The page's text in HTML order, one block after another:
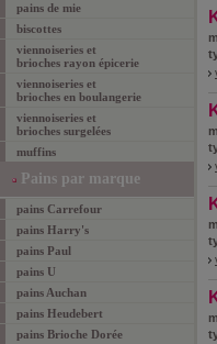
pains de mie
biscottes
viennoiseries et
brioches rayon épicerie
viennoiseries et
brioches en boulangerie
viennoiseries et
brioches surgelées
muffins
Pains par marque
pains Carrefour
pains Harry's
pains Paul
pains U
pains Auchan
pains Heudebert
pains Brioche Dorée